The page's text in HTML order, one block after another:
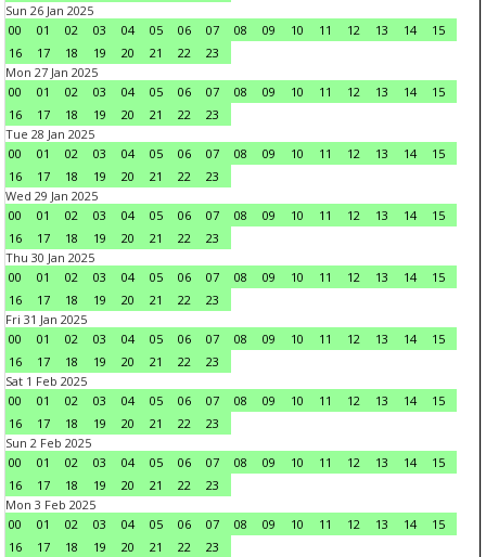
Sun 26 Jan 2025
00
01 02 03 04 05 06 07 08 09 10 11 12 13 14
15
16
17 18 19 20 21 22
23
Mon 27 Jan 2025
00
01 02 03 04 05 06 07 08 09 10 11 12 13 14
15
16
17 18 19 20 21 22
23
Tue 28 Jan 2025
00
01 02 03 04 05 06 07 08 09 10 11 12 13 14
15
16
17 18 19 20 21 22
23
Wed 29 Jan 2025
00
01 02 03 04 05 06 07 08 09 10 11 12 13 14
15
16
17 18 19 20 21 22
23
Thu 30 Jan 2025
00
01 02 03 04 05 06 07 08 09 10 11 12 13 14
15
16
17 18 19 20 21 22
23
Fri 31 Jan 2025
00
01 02 03 04 05 06 07 08 09 10 11 12 13 14
15
16
17 18 19 20 21 22
23
Sat 1 Feb 2025
00
01 02 03 04 05 06 07 08 09 10 11 12 13 14
15
16
17 18 19 20 21 22
23
Sun 2 Feb 2025
00
01 02 03 04 05 06 07 08 09 10 11 12 13 14
15
16
17 18 19 20 21 22
23
Mon 3 Feb 2025
00
01 02 03 04 05 06 07 08 09 10 11 12 13 14
15
16
17 18 19 20 21 22
23